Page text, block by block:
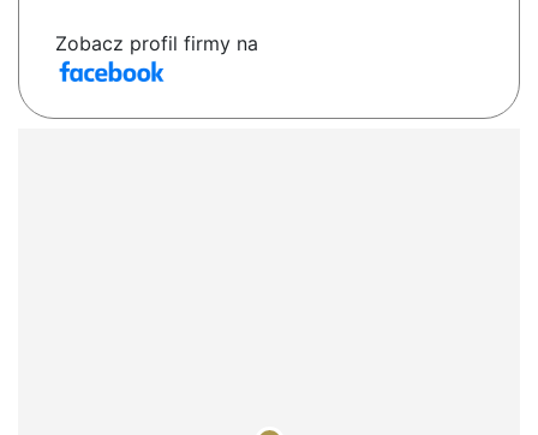
Zobacz profil firmy na